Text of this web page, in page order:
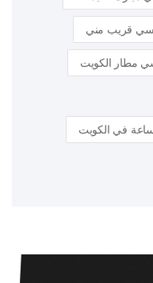
قريب مني
مطار الكويت
في الكويت